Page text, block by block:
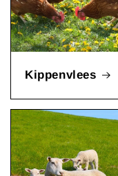
Kippenvlees